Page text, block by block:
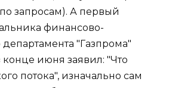
запросам). А первый
финансово-
"Газпрома"
июня заявил: "Что
потока", изначально сам